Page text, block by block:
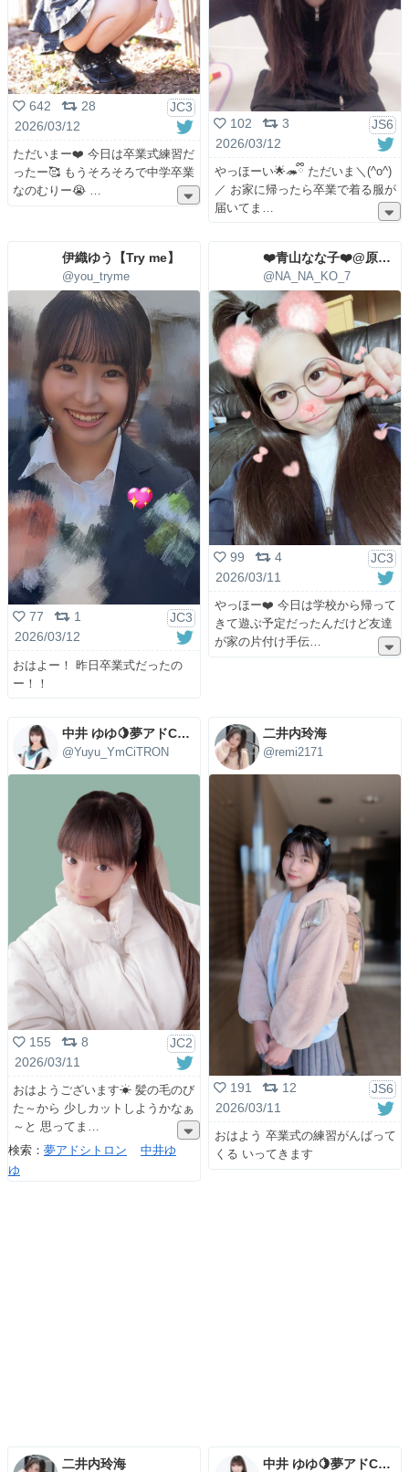
642 28
JC3
2026/03/12
ただいまー❤️ 今日は卒業式練習だ
ったー🥰 もうそろそろで中学卒業
なのむりー😭
102 3
JS6
2026/03/12
やっほーい🌟🦔ྀི ただいま＼(^o^)
／ お家に帰ったら卒業で着る服が
届いてま
伊織ゆう‎【Try me】
@you_tryme
77 1
JC3
2026/03/12
おはよー！ 昨日卒業式だったの
ー！！
❤️青山なな子❤️@原宿学園
@NA_NA_KO_7
99 4
JC3
2026/03/11
やっほー❤️ 今日は学校から帰って
きて遊ぶ予定だったんだけど友達
が家の片付け手伝
中井 ゆゆ🍋夢アドCiTRON🍋
@Yuyu_YmCiTRON
155 8
JC2
2026/03/11
おはようございます☀ 髪の毛のび
た～から 少しカットしようかなぁ
～と 思ってま
検索： 夢アドシトロン
中井ゆ
ゆ
二井内玲海
@remi2171
191 12
JS6
2026/03/11
おはよう 卒業式の練習がんばって
くる いってきます
二井内玲海 中井 ゆゆ🍋夢アドCiTRON🍋